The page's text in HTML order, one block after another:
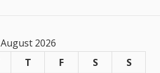
August 2026
T F S S